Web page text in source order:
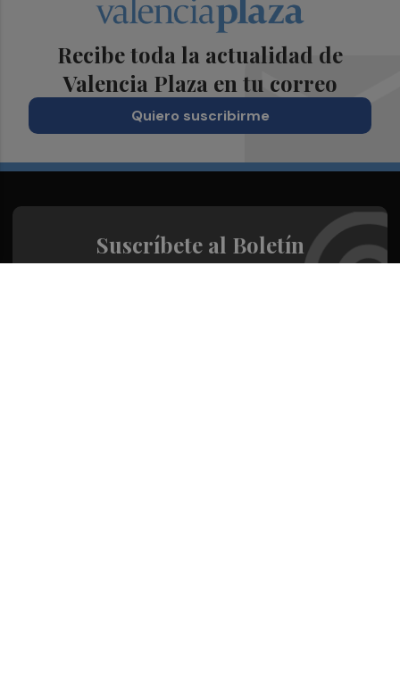
Recibe toda la actualidad de
Valencia Plaza en tu correo
Quiero suscribirme
Suscríbete al Boletín